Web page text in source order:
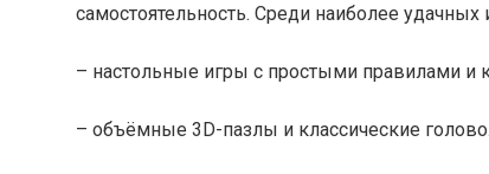
самостоятельность. Среди наиболее
– настольные игры с простыми правилами
– объёмные 3D-пазлы и классические